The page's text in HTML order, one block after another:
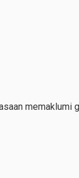
memaklumi